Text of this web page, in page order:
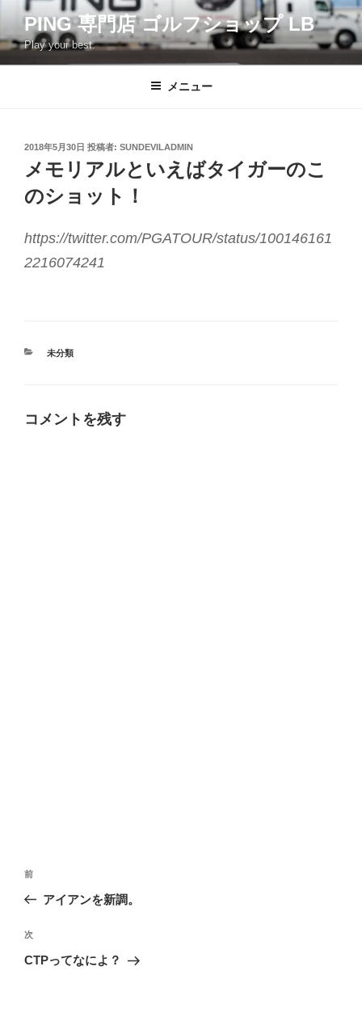
テ
ン
PING 専門店 ゴルフショップ LB
Play your best.
メニュー
投
日:
2018年5月30日 投稿者: SUNDEVILADMIN
メモリアルといえばタイガーのこ
のショット！
https://twitter.com/PGATOUR/status/100146161
2216074241
カ
未分類
コメントを残す
投
ビ
ゲ
前
の
稿
前
アイアンを新調。
次
の
次
CTPってなによ？